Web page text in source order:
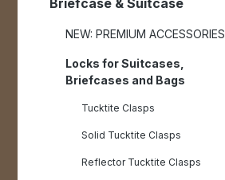
Briefcase & Suitcase
NEW: PREMIUM ACCESSORIES
Locks for Suitcases,
Briefcases and Bags
Tucktite Clasps
Solid Tucktite Clasps
Reflector Tucktite Clasps